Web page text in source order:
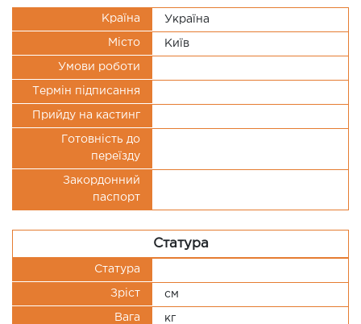
Країна Україна
Місто Київ
Умови роботи
Термін підписання
Прийду на кастинг
Готовність до
переїзду
Закордонний
паспорт
Статура
Статура
Зріст см
Вага кг